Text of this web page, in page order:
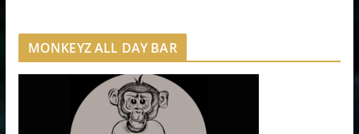
MONKEYZ ALL DAY BAR